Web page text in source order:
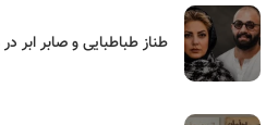
طناز طباطبایی و صابر ابر